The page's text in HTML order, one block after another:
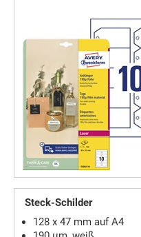
Steck-Schilder
128 x 47 mm auf A4